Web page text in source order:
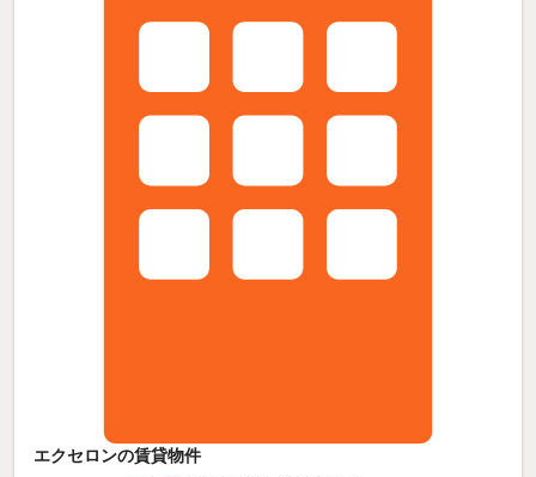
エクセロンの賃貸物件